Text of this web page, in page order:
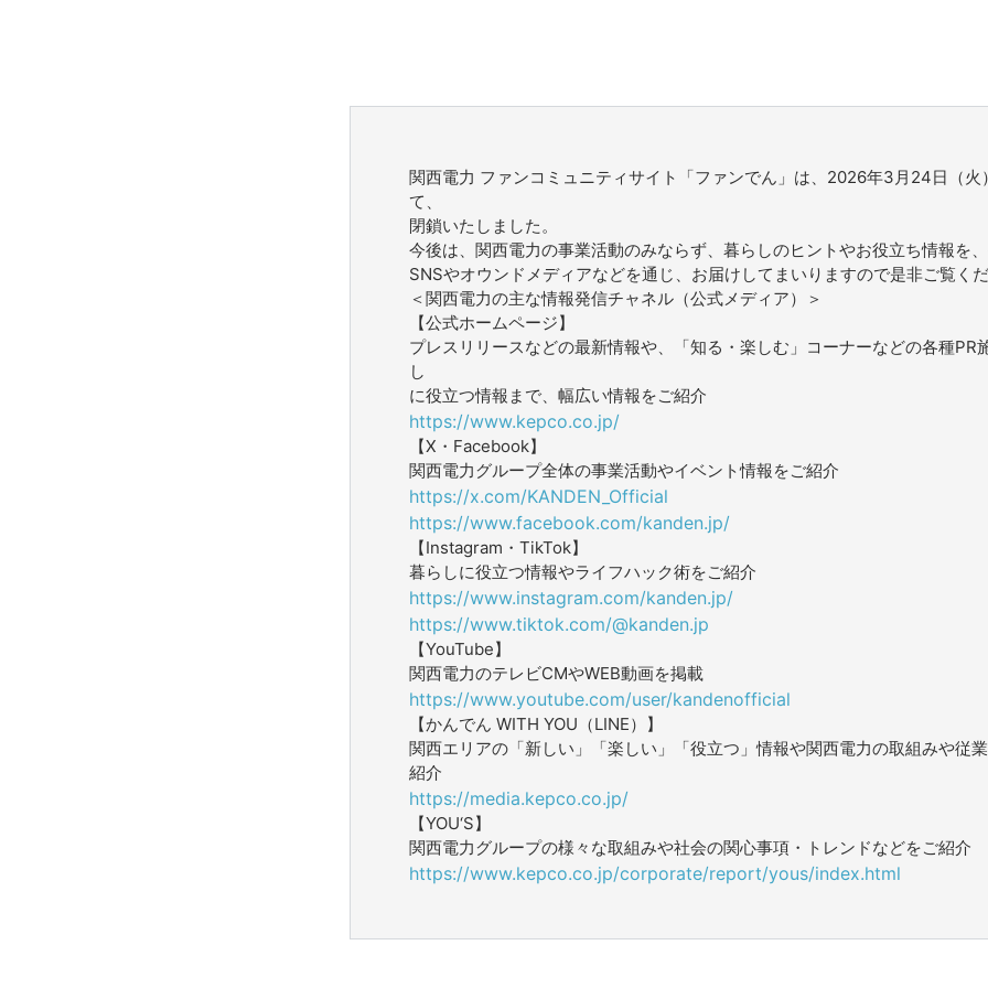
関西電力 ファンコミュニティサイト「ファンでん」は、2026年3月24日（火
て、
閉鎖いたしました。
今後は、関西電力の事業活動のみならず、暮らしのヒントやお役立ち情報を
SNSやオウンドメディアなどを通じ、お届けしてまいりますので是非ご覧くだ
＜関西電力の主な情報発信チャネル（公式メディア）＞
【公式ホームページ】
プレスリリースなどの最新情報や、「知る・楽しむ」コーナーなどの各種PR
し
に役立つ情報まで、幅広い情報をご紹介
https://www.kepco.co.jp/
【X・Facebook】
関西電力グループ全体の事業活動やイベント情報をご紹介
https://x.com/KANDEN_Official
https://www.facebook.com/kanden.jp/
【Instagram・TikTok】
暮らしに役立つ情報やライフハック術をご紹介
https://www.instagram.com/kanden.jp/
https://www.tiktok.com/@kanden.jp
【YouTube】
関西電力のテレビCMやWEB動画を掲載
https://www.youtube.com/user/kandenofficial
【かんでん WITH YOU（LINE）】
関西エリアの「新しい」「楽しい」「役立つ」情報や関西電力の取組みや従
紹介
https://media.kepco.co.jp/
【YOU‘S】
関西電力グループの様々な取組みや社会の関心事項・トレンドなどをご紹介
https://www.kepco.co.jp/corporate/report/yous/index.html